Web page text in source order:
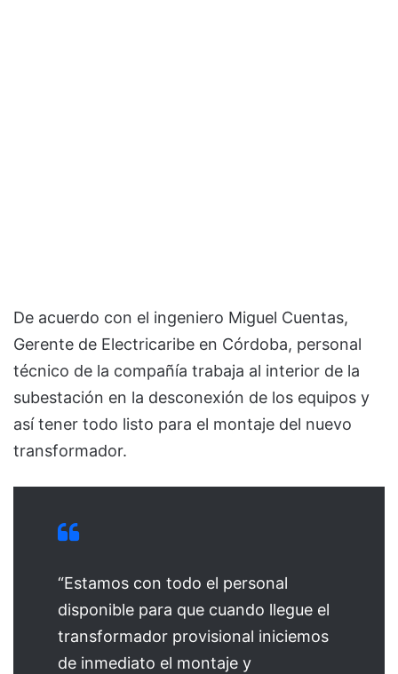
De acuerdo con el ingeniero Miguel Cuentas,
Gerente de Electricaribe en Córdoba, personal
técnico de la compañía trabaja al interior de la
subestación en la desconexión de los equipos y
así tener todo listo para el montaje del nuevo
transformador.
“Estamos con todo el personal
disponible para que cuando llegue el
transformador provisional iniciemos
de inmediato el montaje y